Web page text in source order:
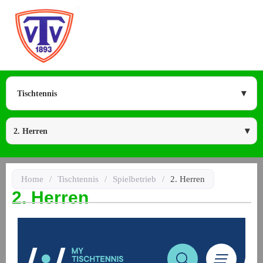
Tischtennis
2. Herren
Home / Tischtennis / Spielbetrieb / 2. Herren
2. Herren